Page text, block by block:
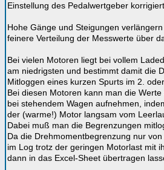
Einstellung des Pedalwertgeber
Hohe Gänge und Steigungen
feinere Verteilung der Messwerte über
Bei vielen Motoren liegt bei vollem
am niedrigsten und bestimmt damit die
Mitloggen eines kurzen Spurts im 2.
Bei diesen Motoren kann man die
bei stehendem Wagen aufnehmen,
der (warme!) Motor langsam vom
Dabei muß man die Begrenzungen
Da die Drehmomentbegrenzung nur
im Log trotz der geringen Motorlast mit
dann in das Excel-Sheet übertragen